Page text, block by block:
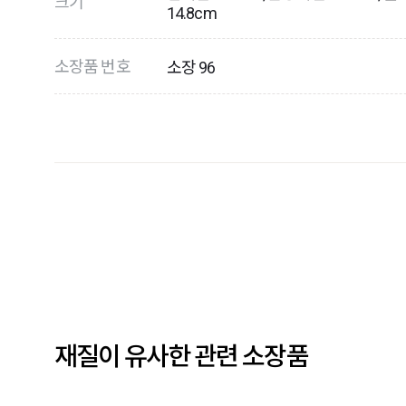
14.8cm
소장품 번호 소장 96
재질이 유사한 관련 소장품